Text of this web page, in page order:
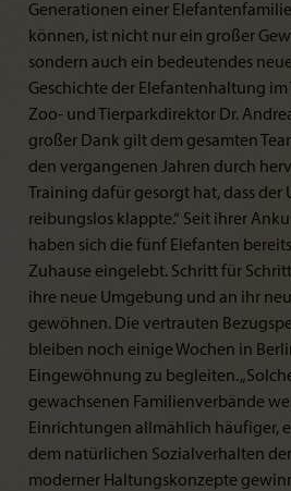
Generationen einer
können, ist nicht nur ein großer
sondern auch ein bedeutendes
Geschichte der Elefantenhaltung im
Zoo- und Tierparkdirektor Dr.
großer Dank gilt dem gesamten
den vergangenen Jahren durch
Training dafür gesorgt hat, dass der
reibungslos klappte.“ Seit ihrer
haben sich die fünf Elefanten
Zuhause eingelebt. Schritt für
ihre neue Umgebung und an ihr
gewöhnen. Die vertrauten
bleiben noch einige Wochen in
Eingewöhnung zu begleiten.
gewachsenen Familienverbände
Einrichtungen allmählich häufiger,
dem natürlichen Sozialverhalten
moderner Haltungskonzepte